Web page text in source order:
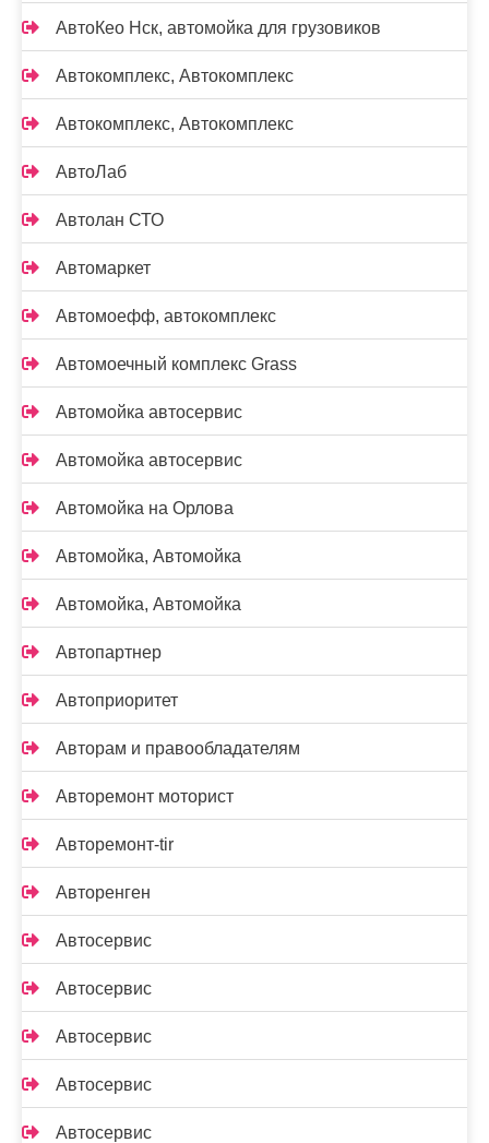
АвтоКео Нск, автомойка для грузовиков
Автокомплекс, Автокомплекс
Автокомплекс, Автокомплекс
АвтоЛаб
Автолан СТО
Автомаркет
Автомоефф, автокомплекс
Автомоечный комплекс Grass
Автомойка автосервис
Автомойка автосервис
Автомойка на Орлова
Автомойка, Автомойка
Автомойка, Автомойка
Автопартнер
Автоприоритет
Авторам и правообладателям
Авторемонт моторист
Авторемонт-tir
Авторенген
Автосервис
Автосервис
Автосервис
Автосервис
Автосервис